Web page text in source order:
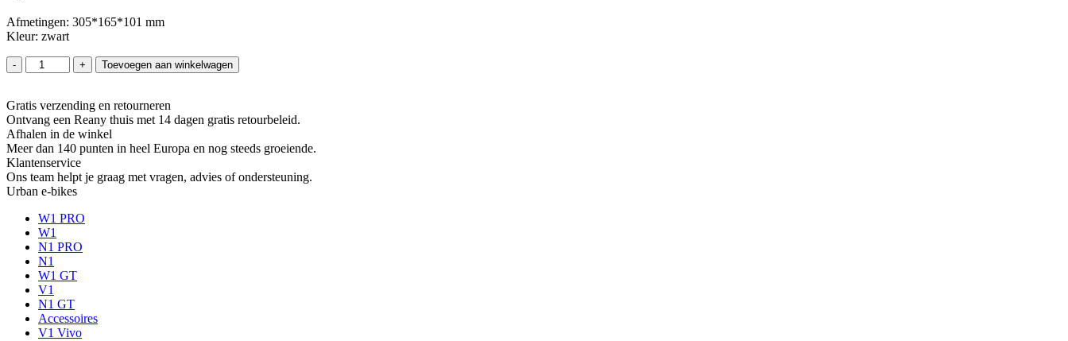
Afmetingen: 305*165*101 mm
Kleur: zwart
-
Voorrek
slim
+ Toevoegen aan winkelwagen
Gratis verzending en retourneren
Ontvang een Reany thuis met 14 dagen gratis retourbeleid.
Afhalen in de winkel
Meer dan 140 punten in heel Europa en nog steeds groeiende.
Klantenservice
Ons team helpt je graag met vragen, advies of ondersteuning.
Urban e-bikes
W1 PRO
W1
N1 PRO
N1
W1 GT
V1
N1 GT
Accessoires
V1 Vivo